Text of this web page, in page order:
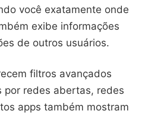
você exatamente onde
exibe informações
de outros usuários.
filtros avançados
por redes abertas, redes
apps também mostram